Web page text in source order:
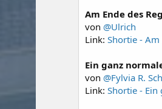
Am Ende des
von @Ulrich
Link:Shortie - Am
Ein ganz
von @Fylvia R.
Link:Shortie - Ein